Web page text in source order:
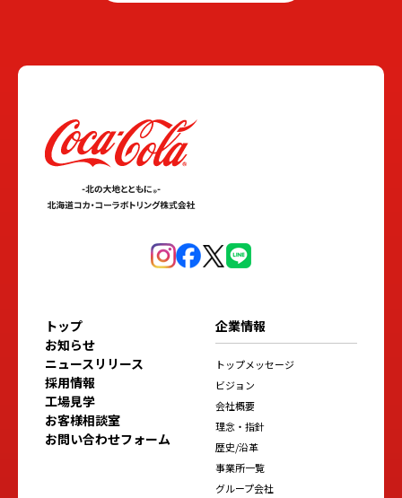
トップ
お知らせ
ニュースリリース
採用情報
工場見学
お客様相談室
お問い合わせフォーム
企業情報
トップメッセージ
ビジョン
会社概要
理念・指針
歴史/沿革
事業所一覧
グループ会社